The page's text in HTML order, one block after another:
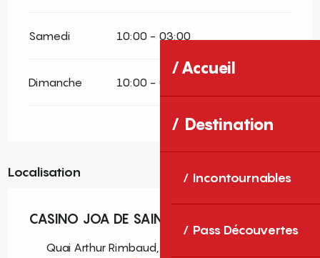
Accueil
Destination
Incontournables
Pass Découvertes
Samedi 10:00 - 03:00
Dimanche 10:00 - 03:00
Localisation
CASINO JOA DE SAINT CYPRIEN
Quai Arthur Rimbaud, 66750 Saint-Cyprien